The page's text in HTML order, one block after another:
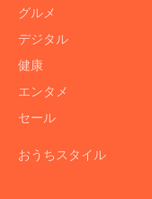
グルメ
デジタル
健康
エンタメ
セール
おうちスタイル